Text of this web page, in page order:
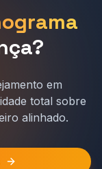
em
total sobre
alinhado.